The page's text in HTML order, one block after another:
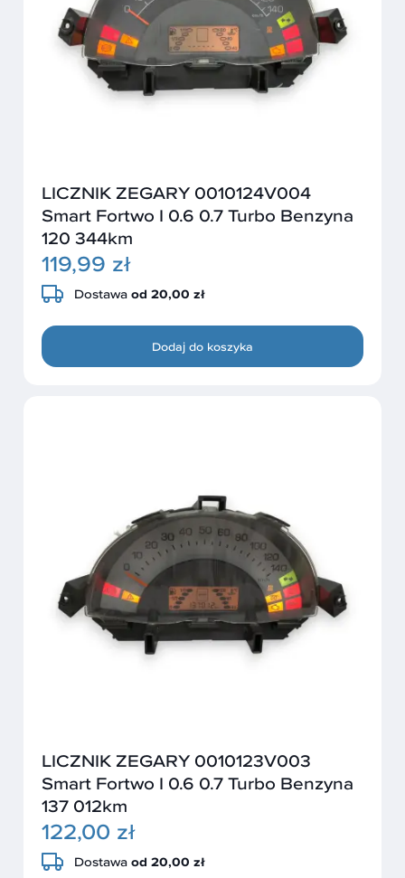
LICZNIK ZEGARY 0010124V004
Smart Fortwo I 0.6 0.7 Turbo Benzyna
120 344km
119,99 zł
Dostawa od 20,00 zł
Dodaj do koszyka
LICZNIK ZEGARY 0010123V003
Smart Fortwo I 0.6 0.7 Turbo Benzyna
137 012km
122,00 zł
Dostawa od 20,00 zł